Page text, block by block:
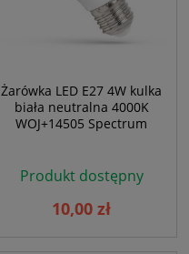
Żarówka LED E27 4W kulka
biała neutralna 4000K
WOJ+14505 Spectrum
Produkt dostępny
10,00 zł